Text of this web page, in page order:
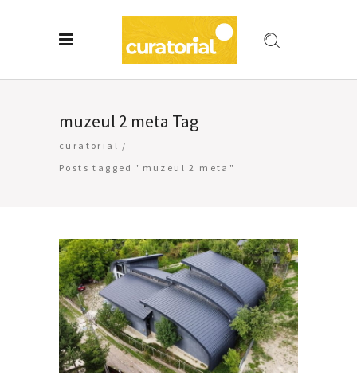
muzeul 2 meta Tag
curatorial /
Posts tagged "muzeul 2 meta"